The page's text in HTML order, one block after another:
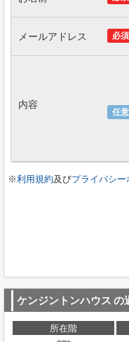
必須
メールアドレス
任意
内容
※利用規約及びプライバシー
ケンジントンハウス の
所在階